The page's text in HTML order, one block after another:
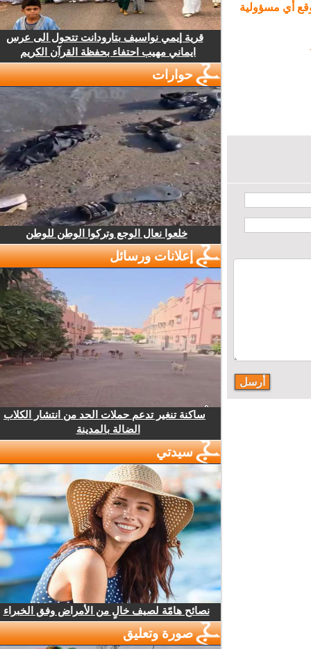
أي مسؤولية
قرية إيمي نواسيف بتارودانت تتحول الى عرس
ايماني مهيب احتفاء بحفظة القرآن الكريم
حوارات
خلعوا نعال الوجع وتركوا الوطن للوطن
إعلانات ورسائل
ساكنة تنغير تدعم حملات الحد من انتشار الكلاب
الضالة بالمدينة
سيدتي
نصائح هامّة لصيف خالٍ من الأمراض وفق الخبراء
صورة وتعليق